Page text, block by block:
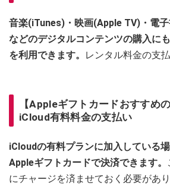
音楽(iTunes)・映画(Apple TV)・電
などのデジタルコンテンツの購入に
を利用できます。
レンタル料金の支
【Appleギフトカードおすすめ
iCloud有料料金の支払い
iCloudの有料プランに加入している
Appleギフトカードで決済できます。
にチャージを済ませておく必要があり